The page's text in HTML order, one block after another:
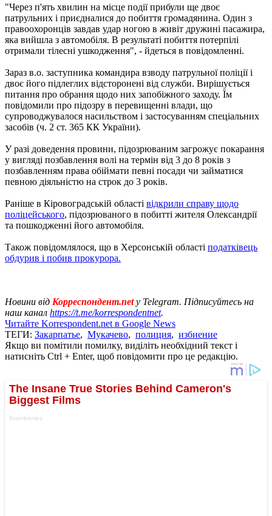
"Через п'ять хвилин на місце події прибули ще двоє
патрульних і приєдналися до побиття громадянина. Один з
правоохоронців завдав удар ногою в живіт дружині пасажира,
яка вийшла з автомобіля. В результаті побиття потерпілі
отримали тілесні ушкодження", - йдеться в повідомленні.
Зараз в.о. заступника командира взводу патрульної поліції і
двоє його підлеглих відсторонені від служби. Вирішується
питання про обрання щодо них запобіжного заходу. Їм
повідомили про підозру в перевищенні влади, що
супроводжувалося насильством і застосуванням спеціальних
засобів (ч. 2 ст. 365 КК України).
У разі доведення провини, підозрюваним загрожує покарання
у вигляді позбавлення волі на термін від 3 до 8 років з
позбавленням права обіймати певні посади чи займатися
певною діяльністю на строк до 3 років.
Раніше в Кіровоградській області відкрили справу щодо
поліцейського, підозрюваного в побитті жителя Олександрії
та пошкодженні його автомобіля.
Також повідомлялося, що в Херсонській області податківець
обдурив і побив прокурора.
Новини від Корреспондент.net у Telegram. Підписуйтесь на
наш канал https://t.me/korrespondentnet.
Читайте Korrespondent.net в Google News
ТЕГИ: Закарпатье, Мукачево, полиция, избиение
Якщо ви помітили помилку, виділіть необхідний текст і
натисніть Ctrl + Enter, щоб повідомити про це редакцію.